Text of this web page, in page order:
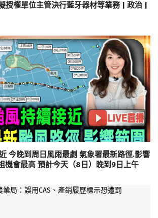
權單位主管決行藍牙器材等業務 | 政治 |
今晚到周日風雨最劇 氣象署最新路徑.影響
機會最高 預計今天（8日）晚到9日上午